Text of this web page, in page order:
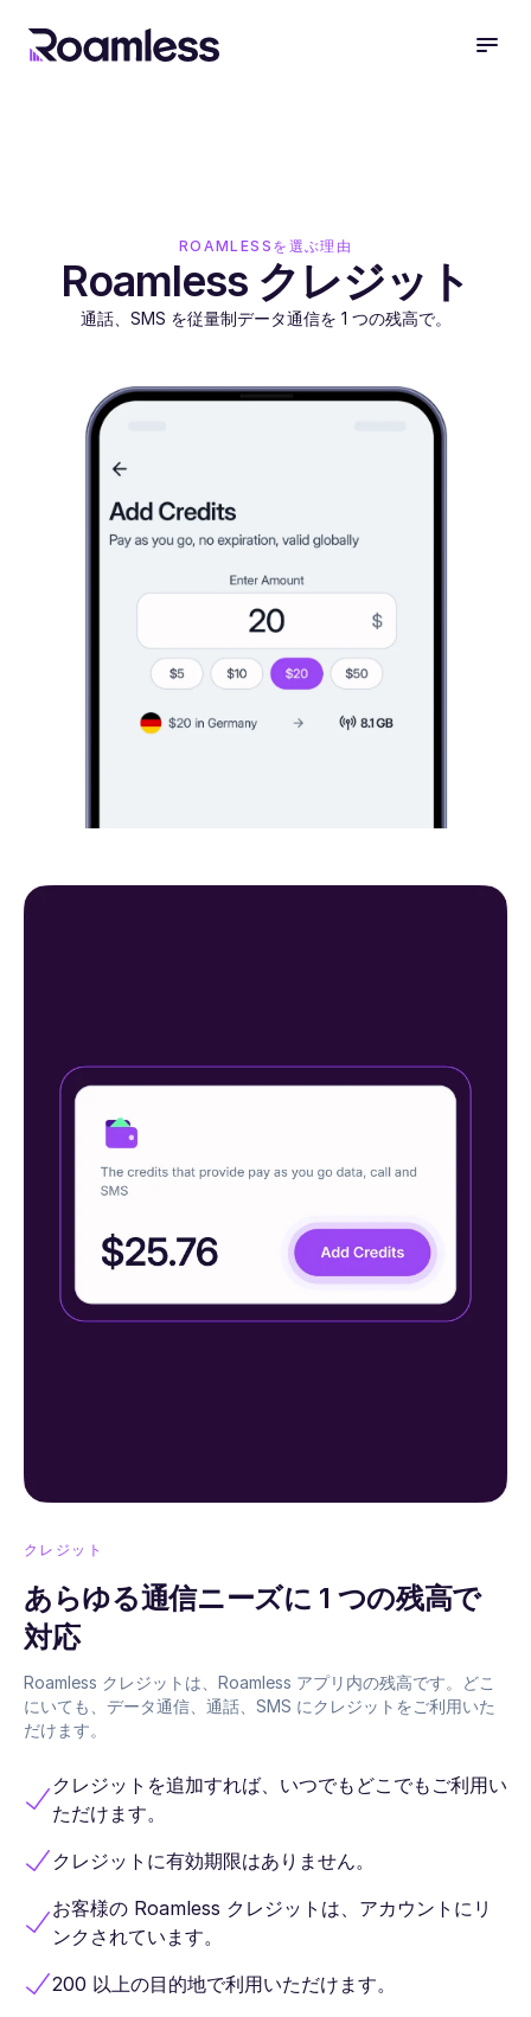
ROAMLESSを選ぶ理由
Roamless クレジット
通話、SMS を従量制データ通信を 1 つの残高で。
クレジット
あらゆる通信ニーズに 1 つの残高で
対応
Roamless クレジットは、Roamless アプリ内の残高です。どこ
にいても、データ通信、通話、SMS にクレジットをご利用いた
だけます。
クレジットを追加すれば、いつでもどこでもご利用い
ただけます。
クレジットに有効期限はありません。
お客様の Roamless クレジットは、アカウントにリ
ンクされています。
200 以上の目的地で利用いただけます。